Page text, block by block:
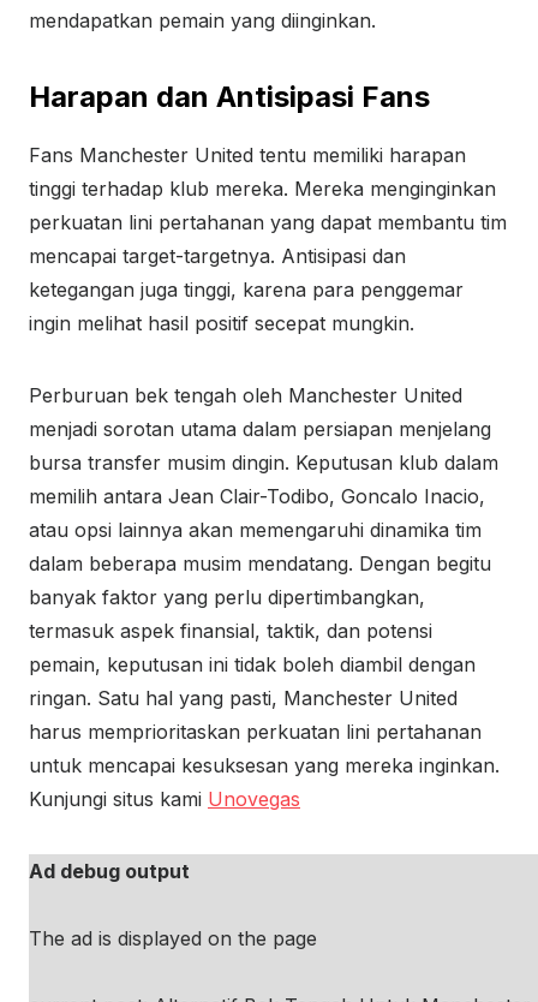
mendapatkan pemain yang diinginkan.
Harapan dan Antisipasi Fans
Fans Manchester United tentu memiliki harapan
tinggi terhadap klub mereka. Mereka menginginkan
perkuatan lini pertahanan yang dapat membantu tim
mencapai target-targetnya. Antisipasi dan
ketegangan juga tinggi, karena para penggemar
ingin melihat hasil positif secepat mungkin.
Perburuan bek tengah oleh Manchester United
menjadi sorotan utama dalam persiapan menjelang
bursa transfer musim dingin. Keputusan klub dalam
memilih antara Jean Clair-Todibo, Goncalo Inacio,
atau opsi lainnya akan memengaruhi dinamika tim
dalam beberapa musim mendatang. Dengan begitu
banyak faktor yang perlu dipertimbangkan,
termasuk aspek finansial, taktik, dan potensi
pemain, keputusan ini tidak boleh diambil dengan
ringan. Satu hal yang pasti, Manchester United
harus memprioritaskan perkuatan lini pertahanan
untuk mencapai kesuksesan yang mereka inginkan.
Kunjungi situs kami Unovegas
Ad debug output
The ad is displayed on the page